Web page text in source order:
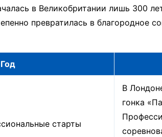
в Великобритании лишь 300
превратилась в благородное
Год
старты
В
гонка